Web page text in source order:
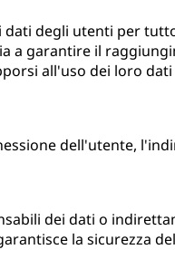
degli utenti per
a garantire il
all'uso dei loro
dell'utente,
dei dati o
la sicurezza